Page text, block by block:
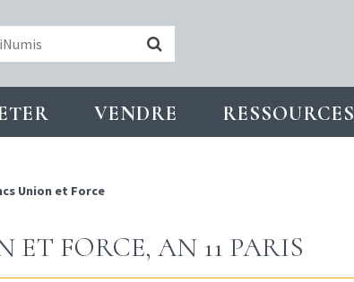
VENDRE RESSOURCES
Union et Force
FORCE, AN 11 PARIS